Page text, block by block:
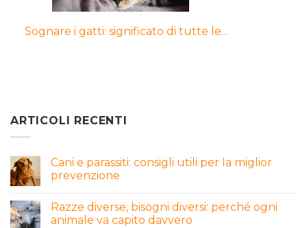
Sognare i gatti: significato di tutte le…
ARTICOLI RECENTI
Cani e parassiti: consigli utili per la miglior
prevenzione
Razze diverse, bisogni diversi: perché ogni
animale va capito davvero